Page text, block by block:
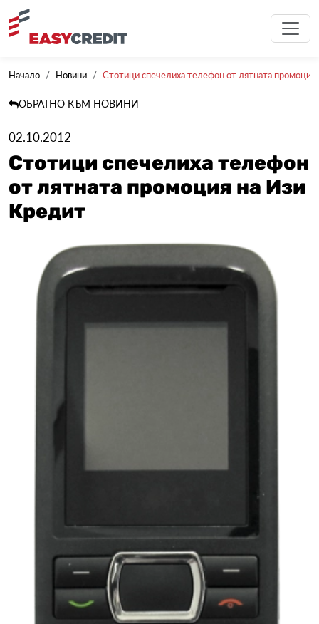
Начало Новини Стотици спечелиха телефон от лятната
ОБРАТНО КЪМ НОВИНИ
02.10.2012
Стотици спечелиха телефон
от лятната промоция на Изи
Кредит